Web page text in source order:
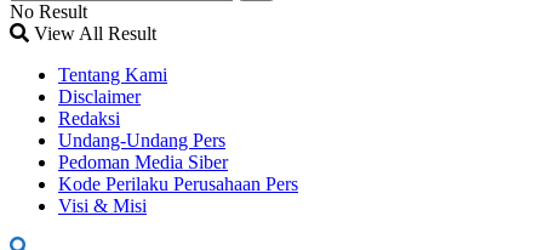
No Result
View All Result
Tentang Kami
Disclaimer
Redaksi
Undang-Undang Pers
Pedoman Media Siber
Kode Perilaku Perusahaan Pers
Visi & Misi